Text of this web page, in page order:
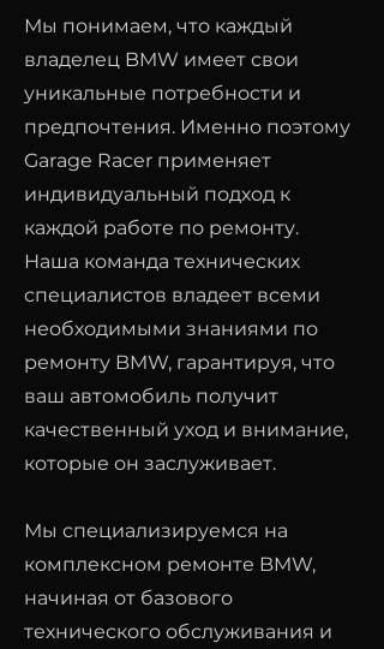
Мы понимаем, что каждый
владелец BMW имеет свои
уникальные потребности и
предпочтения. Именно поэтому
Garage Racer применяет
индивидуальный подход к
каждой работе по ремонту.
Наша команда технических
специалистов владеет всеми
необходимыми знаниями по
ремонту BMW, гарантируя, что
ваш автомобиль получит
качественный уход и внимание,
которые он заслуживает.
Мы специализируемся на
комплексном ремонте BMW,
начиная от базового
технического обслуживания и